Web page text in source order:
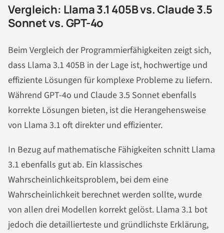
Vergleich: Llama 3.1 405B vs. Claude 3.5
Sonnet vs. GPT-4o
Beim Vergleich der Programmierfähigkeiten zeigt sich,
dass Llama 3.1 405B in der Lage ist, hochwertige und
effiziente Lösungen für komplexe Probleme zu liefern.
Während GPT-4o und Claude 3.5 Sonnet ebenfalls
korrekte Lösungen bieten, ist die Herangehensweise
von Llama 3.1 oft direkter und effizienter.
In Bezug auf mathematische Fähigkeiten schnitt Llama
3.1 ebenfalls gut ab. Ein klassisches
Wahrscheinlichkeitsproblem, bei dem eine
Wahrscheinlichkeit berechnet werden sollte, wurde
von allen drei Modellen korrekt gelöst. Llama 3.1 bot
jedoch die detaillierteste und gründlichste Erklärung,